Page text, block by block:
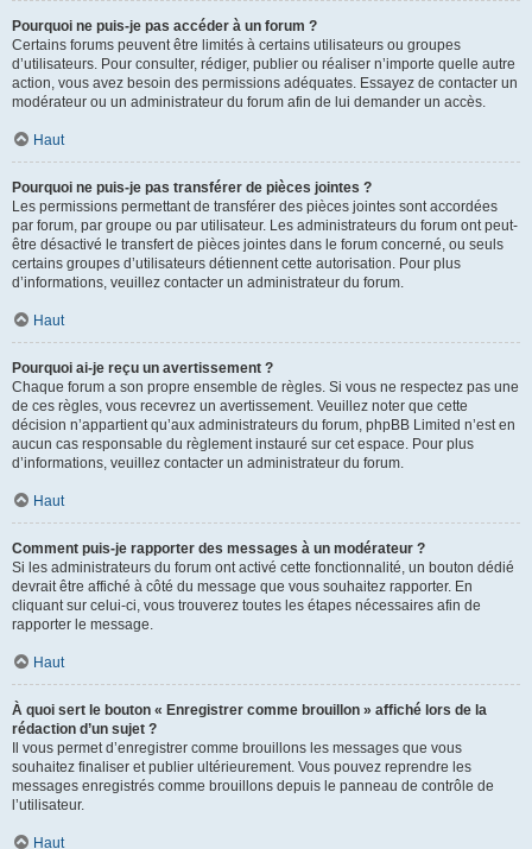
Pourquoi ne puis-je pas accéder à un forum ?
Certains forums peuvent être limités à certains utilisateurs ou groupes
d’utilisateurs. Pour consulter, rédiger, publier ou réaliser n’importe quelle autre
action, vous avez besoin des permissions adéquates. Essayez de contacter un
modérateur ou un administrateur du forum afin de lui demander un accès.
Haut
Pourquoi ne puis-je pas transférer de pièces jointes ?
Les permissions permettant de transférer des pièces jointes sont accordées
par forum, par groupe ou par utilisateur. Les administrateurs du forum ont peut-
être désactivé le transfert de pièces jointes dans le forum concerné, ou seuls
certains groupes d’utilisateurs détiennent cette autorisation. Pour plus
d’informations, veuillez contacter un administrateur du forum.
Haut
Pourquoi ai-je reçu un avertissement ?
Chaque forum a son propre ensemble de règles. Si vous ne respectez pas une
de ces règles, vous recevrez un avertissement. Veuillez noter que cette
décision n’appartient qu’aux administrateurs du forum, phpBB Limited n’est en
aucun cas responsable du règlement instauré sur cet espace. Pour plus
d’informations, veuillez contacter un administrateur du forum.
Haut
Comment puis-je rapporter des messages à un modérateur ?
Si les administrateurs du forum ont activé cette fonctionnalité, un bouton dédié
devrait être affiché à côté du message que vous souhaitez rapporter. En
cliquant sur celui-ci, vous trouverez toutes les étapes nécessaires afin de
rapporter le message.
Haut
À quoi sert le bouton « Enregistrer comme brouillon » affiché lors de la
rédaction d’un sujet ?
Il vous permet d’enregistrer comme brouillons les messages que vous
souhaitez finaliser et publier ultérieurement. Vous pouvez reprendre les
messages enregistrés comme brouillons depuis le panneau de contrôle de
l’utilisateur.
Haut